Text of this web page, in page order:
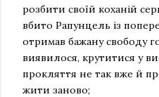
розбити своїй коханій
вбито Рапунцель із
отримав бажану свободу
виявилося, крутитися у
прокляття не так вже й
жити заново;